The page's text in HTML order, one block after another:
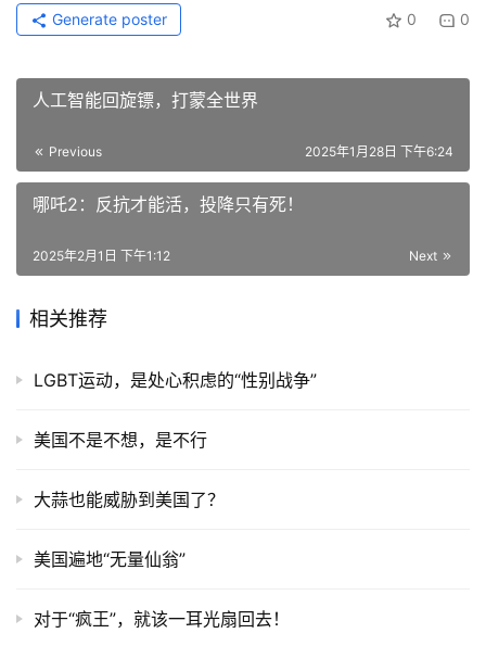
0 0
Generate poster
人工智能回旋镖，打蒙全世界
Previous 2025年1月28日 下午6:24
哪吒2：反抗才能活，投降只有死！
Next
2025年2月1日 下午1:12
相关推荐
LGBT运动，是处心积虑的“性别战争”
美国不是不想，是不行
大蒜也能威胁到美国了？
美国遍地“无量仙翁”
对于“疯王”，就该一耳光扇回去！